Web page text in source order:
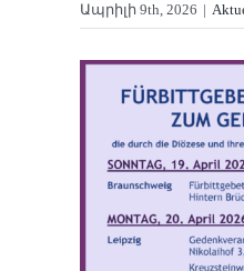
Ապրիլի 9th, 2026 |
ավելի
պատկեր